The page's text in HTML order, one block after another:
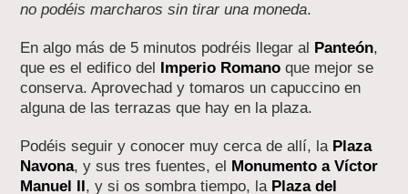
no podéis marcharos sin tirar una moneda.
En algo más de 5 minutos podréis llegar al Panteón,
que es el edifico del Imperio Romano que mejor se
conserva. Aprovechad y tomaros un capuccino en
alguna de las terrazas que hay en la plaza.
Podéis seguir y conocer muy cerca de allí, la Plaza
Navona, y sus tres fuentes, el Monumento a Víctor
Manuel II, y si os sombra tiempo, la Plaza del